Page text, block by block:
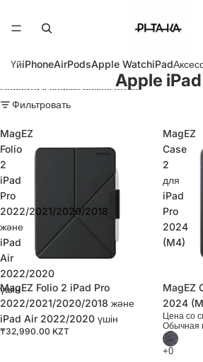
ҮйiPhoneAirPodsApple WatchiPad
Apple iPad
Перейти к списку результатов
Фильтровать
MagEZ
Folio
2
iPad
Pro
2022/2021/2020/2018
және
iPad
Air
2022/2020
үшін
MagEZ Folio 2 iPad Pro
2022/2021/2020/2018 және
iPad Air 2022/2020 үшін
₸32,990.00 KZT
MagEZ
Case
2
для
iPad
Pro
2024
(M4)
MagEZ
2024
Цена со
Обычная